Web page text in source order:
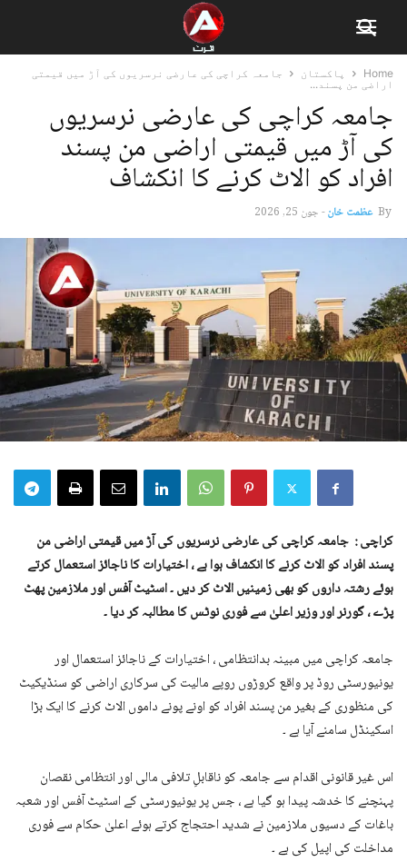
Home پاکستان
جامعہ کراچی کی عارضی نرسریوں کی آڑ میں قیمتی
اراضی من پسند...
جامعہ کراچی کی عارضی نرسریوں
کی آڑ میں قیمتی اراضی من پسند
افراد کو الاٹ کرنے کا انکشاف
By عظمت خان-جون 25, 2026
کراچی : جامعہ کراچی کی عارضی نرسریوں کی آڑ میں قیمتی اراضی من
پسند افراد کو الاٹ کرنے کا انکشاف ہوا ہے ، اختیارات کا ناجائز استعمال کرتے
ہوئے رشتہ داروں کو بھی زمینیں الاٹ کر دیں ۔ اسٹیٹ آفس اور ملازمین پھٹ
پڑے ، گورنر اور وزیر اعلیٰ سے فوری نوٹس کا مطالبہ کر دیا ۔
جامعہ کراچی میں مبینہ بدانتظامی ، اختیارات کے ناجائز استعمال اور
یونیورسٹی روڈ پر واقع کروڑوں روپے مالیت کی سرکاری اراضی کو سنڈیکیٹ
کی منظوری کے بغیر من پسند افراد کو اونے پونے داموں الاٹ کرنے کا ایک بڑا
اسکینڈل سامنے آیا ہے ۔
اس غیر قانونی اقدام سے جامعہ کو ناقابلِ تلافی مالی اور انتظامی نقصان
پہنچنے کا خدشہ پیدا ہو گیا ہے ، جس پر یونیورسٹی کے اسٹیٹ آفس اور شعبہ
باغات کے دسیوں ملازمین نے شدید احتجاج کرتے ہوئے اعلیٰ حکام سے فوری
مداخلت کی اپیل کی ہے ۔